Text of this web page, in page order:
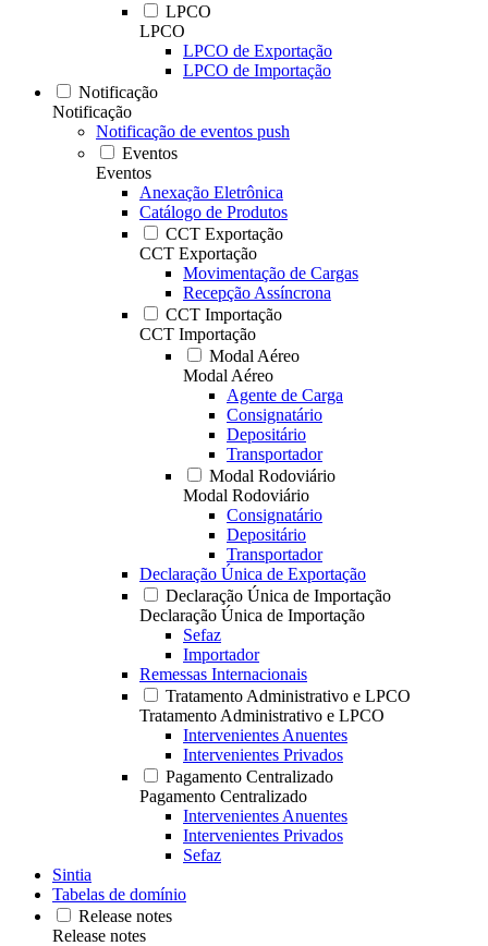
LPCO
LPCO
LPCO de Exportação
LPCO de Importação
Notificação
Notificação
Notificação de eventos push
Eventos
Eventos
Anexação Eletrônica
Catálogo de Produtos
CCT Exportação
CCT Exportação
Movimentação de Cargas
Recepção Assíncrona
CCT Importação
CCT Importação
Modal Aéreo
Modal Aéreo
Agente de Carga
Consignatário
Depositário
Transportador
Modal Rodoviário
Modal Rodoviário
Consignatário
Depositário
Transportador
Declaração Única de Exportação
Declaração Única de Importação
Declaração Única de Importação
Sefaz
Importador
Remessas Internacionais
Tratamento Administrativo e LPCO
Tratamento Administrativo e LPCO
Intervenientes Anuentes
Intervenientes Privados
Pagamento Centralizado
Pagamento Centralizado
Intervenientes Anuentes
Intervenientes Privados
Sefaz
Sintia
Tabelas de domínio
Release notes
Release notes